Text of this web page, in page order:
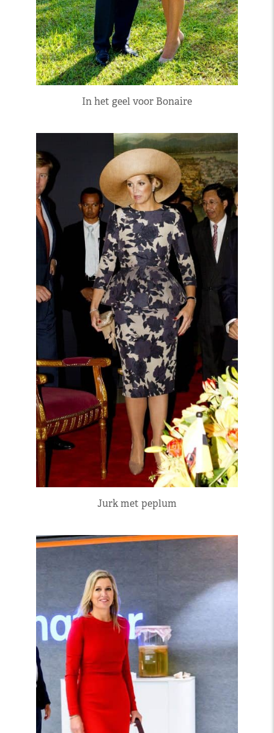
In het geel voor Bonaire
Jurk met peplum